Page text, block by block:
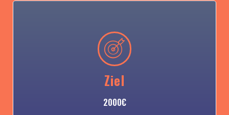
Ziel
2000€